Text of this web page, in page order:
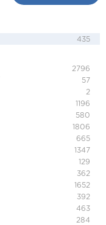
435
2796
57
2
1196
580
1806
665
1347
129
362
1652
392
463
284